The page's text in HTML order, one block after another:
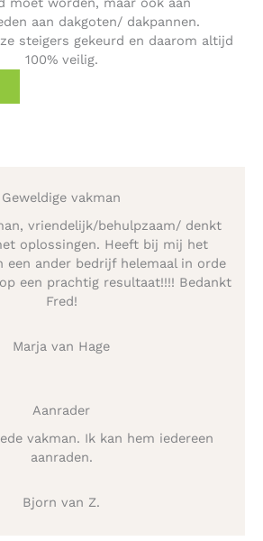
aan dakgoten/ dakpannen.
steigers gekeurd en daarom altijd
100% veilig.
Geweldige vakman
vriendelijk/behulpzaam/ denkt
oplossingen. Heeft bij mij het
een ander bedrijf helemaal in orde
een prachtig resultaat!!!! Bedankt
Fred!
Marja van Hage
Aanrader
vakman. Ik kan hem iedereen
aanraden.
Bjorn van Z.